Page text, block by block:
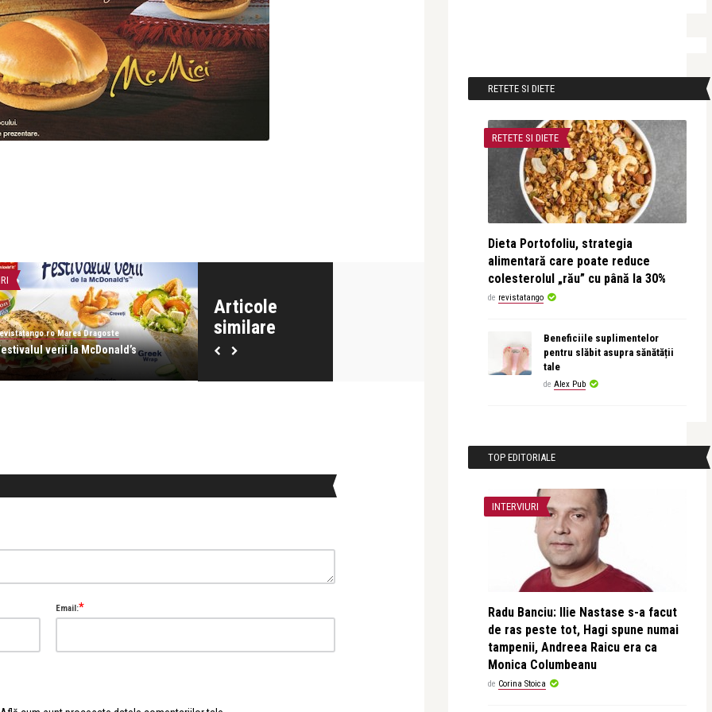
Articole
similare
Marea Dragoste
verii la McDonald’s
revistatango.ro Marea Dragoste
Ziua portilor deschise la McDonald’s
revistatango.ro Marea Dragoste
Victor Ponta face antireclama la
LIFE
McDonald’s
Email:*
RETETE SI DIETE
RETETE SI DIETE
Dieta Portofoliu, strategia
alimentară care poate reduce
colesterolul „rău” cu până la 30%
de revistatango
Beneficiile suplimentelor
pentru slăbit asupra sănătății
tale
de Alex Pub
TOP EDITORIALE
INTERVIURI
Radu Banciu: Ilie Nastase s-a facut
de ras peste tot, Hagi spune numai
tampenii, Andreea Raicu era ca
Monica Columbeanu
de Corina Stoica